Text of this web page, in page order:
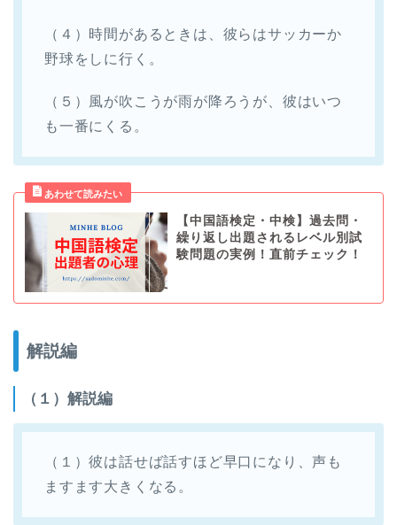
（４）時間があるときは、彼らはサッカーか
野球をしに行く。
（５）風が吹こうが雨が降ろうが、彼はいつ
も一番にくる。
【中国語検定・中検】過去問・
繰り返し出題されるレベル別試
験問題の実例！直前チェック！
解説編
（１）解説編
（１）彼は話せば話すほど早口になり、声も
ますます大きくなる。